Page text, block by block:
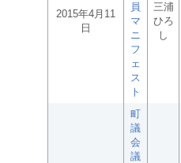
2015年4月11
日
員
マ
ニ
フ
ェ
ス
ト
三浦
ひろ
し
町
議
会
議